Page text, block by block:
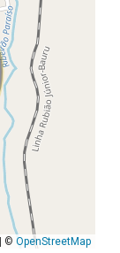
© OpenStreetMap